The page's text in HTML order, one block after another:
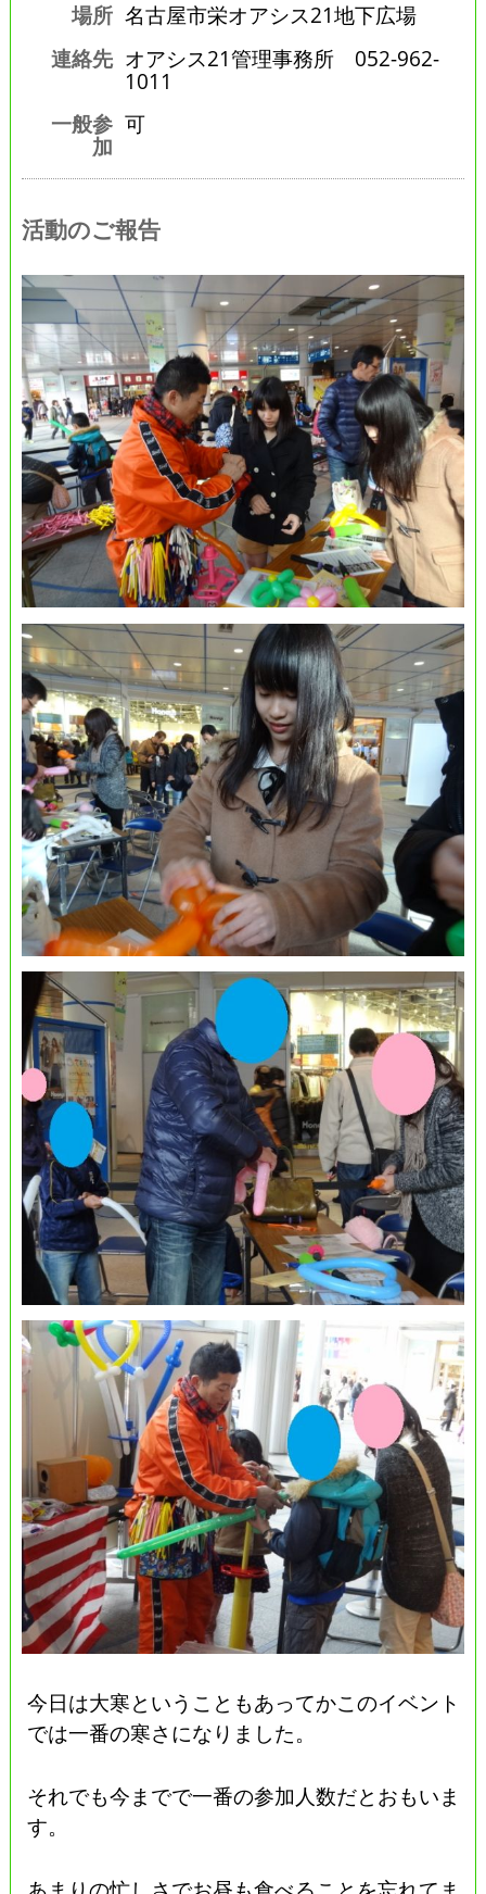
場所 名古屋市栄オアシス21地下広場
連絡先 オアシス21管理事務所 052-962-
1011
一般参
加
可
活動のご報告
今日は大寒ということもあってかこのイベント
では一番の寒さになりました。
それでも今までで一番の参加人数だとおもいま
す。